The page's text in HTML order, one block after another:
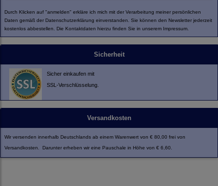
Durch Klicken auf "anmelden" erkläre ich mich mit der Verarbeitung meiner persönlichen
Daten gemäß der Datenschutzerklärung einverstanden. Sie können den Newsletter jederzeit
kostenlos abbestellen. Die Kontaktdaten hierzu finden Sie in unserem Impressum.
Sicherheit
Sicher einkaufen mit
SSL-Verschlüsselung.
Versandkosten
Wir versenden innerhalb Deutschlands ab einem Warenwert von € 80,00 frei von
Versandkosten. Darunter erheben wir eine Pauschale in Höhe von € 6,60.